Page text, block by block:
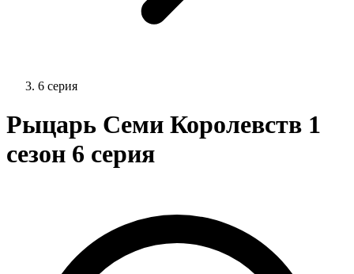
6 серия
Рыцарь Семи Королевств 1
сезон 6 серия